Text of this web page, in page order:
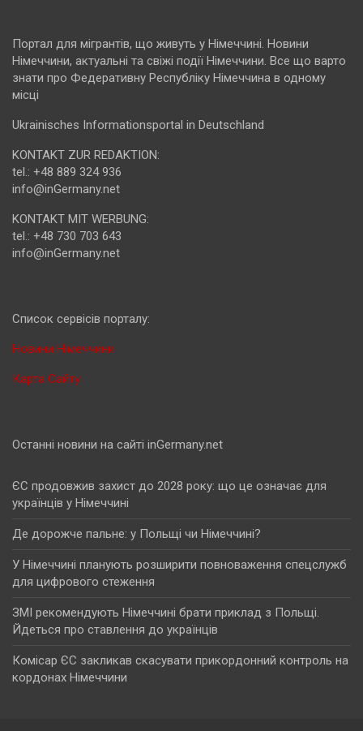
Портал для мігрантів, що живуть у Німеччині. Новини
Німеччини, актуальні та свіжі події Німеччини. Все що варто
знати про Федеративну Республіку Німеччина в одному
місці
Ukrainisches Informationsportal in Deutschland
KONTAKT ZUR REDAKTION:
tel.: +48 889 324 936
info@inGermany.net
KONTAKT MIT WERBUNG:
tel.: +48 730 703 643
info@inGermany.net
Cписок сервісів порталу:
Новини Німеччини
Карта Сайту
Останні новини на сайті inGermany.net
ЄС продовжив захист до 2028 року: що це означає для
українців у Німеччині
Де дорожче пальне: у Польщі чи Німеччині?
У Німеччині планують розширити повноваження спецслужб
для цифрового стеження
ЗМІ рекомендують Німеччині брати приклад з Польщі.
Йдеться про ставлення до українців
Комісар ЄС закликав скасувати прикордонний контроль на
кордонах Німеччини